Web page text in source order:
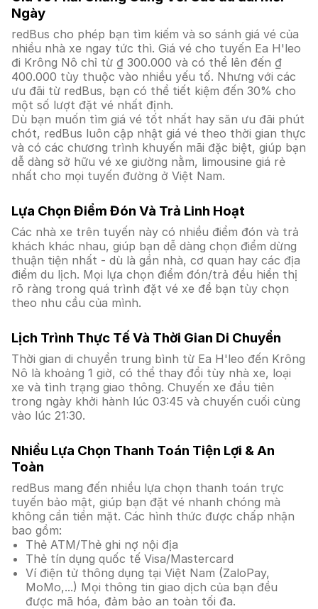
Ngày
redBus cho phép bạn tìm kiếm và so sánh giá vé của
nhiều nhà xe ngay tức thì. Giá vé cho tuyến Ea H'leo
đi Krông Nô chỉ từ ₫ 300.000 và có thể lên đến ₫
400.000 tùy thuộc vào nhiều yếu tố. Nhưng với các
ưu đãi từ redBus, bạn có thể tiết kiệm đến 30% cho
một số lượt đặt vé nhất định.
Dù bạn muốn tìm giá vé tốt nhất hay săn ưu đãi phút
chót, redBus luôn cập nhật giá vé theo thời gian thực
và có các chương trình khuyến mãi đặc biệt, giúp bạn
dễ dàng sở hữu vé xe giường nằm, limousine giá rẻ
nhất cho mọi tuyến đường ở Việt Nam.
Lựa Chọn Điểm Đón Và Trả Linh Hoạt
Các nhà xe trên tuyến này có nhiều điểm đón và trả
khách khác nhau, giúp bạn dễ dàng chọn điểm dừng
thuận tiện nhất - dù là gần nhà, cơ quan hay các địa
điểm du lịch. Mọi lựa chọn điểm đón/trả đều hiển thị
rõ ràng trong quá trình đặt vé xe để bạn tùy chọn
theo nhu cầu của mình.
Lịch Trình Thực Tế Và Thời Gian Di Chuyển
Thời gian di chuyển trung bình từ Ea H'leo đến Krông
Nô là khoảng 1 giờ, có thể thay đổi tùy nhà xe, loại
xe và tình trạng giao thông. Chuyến xe đầu tiên
trong ngày khởi hành lúc 03:45 và chuyến cuối cùng
vào lúc 21:30.
Nhiều Lựa Chọn Thanh Toán Tiện Lợi & An
Toàn
redBus mang đến nhiều lựa chọn thanh toán trực
tuyến bảo mật, giúp bạn đặt vé nhanh chóng mà
không cần tiền mặt. Các hình thức được chấp nhận
bao gồm:
Thẻ ATM/Thẻ ghi nợ nội địa
Thẻ tín dụng quốc tế Visa/Mastercard
Ví điện tử thông dụng tại Việt Nam (ZaloPay,
MoMo,...) Mọi thông tin giao dịch của bạn đều
được mã hóa, đảm bảo an toàn tối đa.